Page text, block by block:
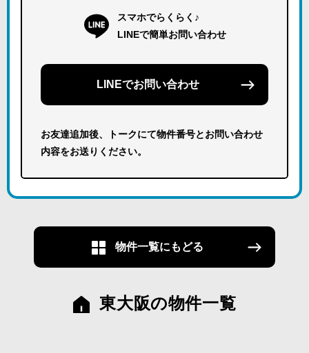
スマホでらくらく♪
LINEで簡単お問い合わせ
LINEでお問い合わせ
お友達追加後、トークにて物件番号とお問い合わせ
内容をお送りください。
物件一覧にもどる
東大阪の物件一覧